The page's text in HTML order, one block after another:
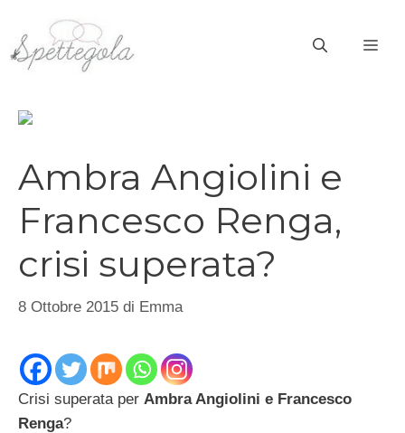
contenuto
Ambra Angiolini e
Francesco Renga,
crisi superata?
8 Ottobre 2015 di Emma
Crisi superata per Ambra Angiolini e Francesco
Renga?